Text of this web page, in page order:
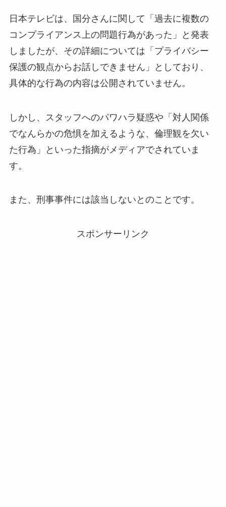
日本テレビは、国分さんに関して「過去に複数の
コンプライアンス上の問題行為があった」と発表
しましたが、その詳細については「プライバシー
保護の観点からお話しできません」としており、
具体的な行為の内容は公開されていません。
しかし、スタッフへのパワハラ疑惑や「対人関係
でなんらかの危惧を加えるような、倫理観を欠い
た行為」といった指摘がメディアでされていま
す。
また、刑事事件には該当しないとのことです。
スポンサーリンク